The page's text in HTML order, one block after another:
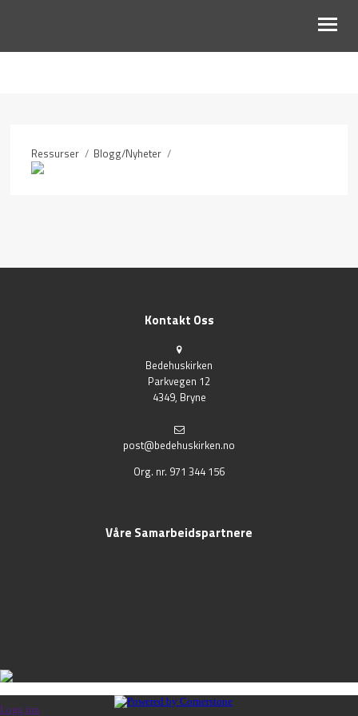
Ressurser / Blogg/Nyheter /
Kontakt Oss
Bedehuskirken
Parkvegen 12
4349, Bryne
post@bedehuskirken.no
Org. nr. 971 344 156
Våre Samarbeidspartnere
Logg inn